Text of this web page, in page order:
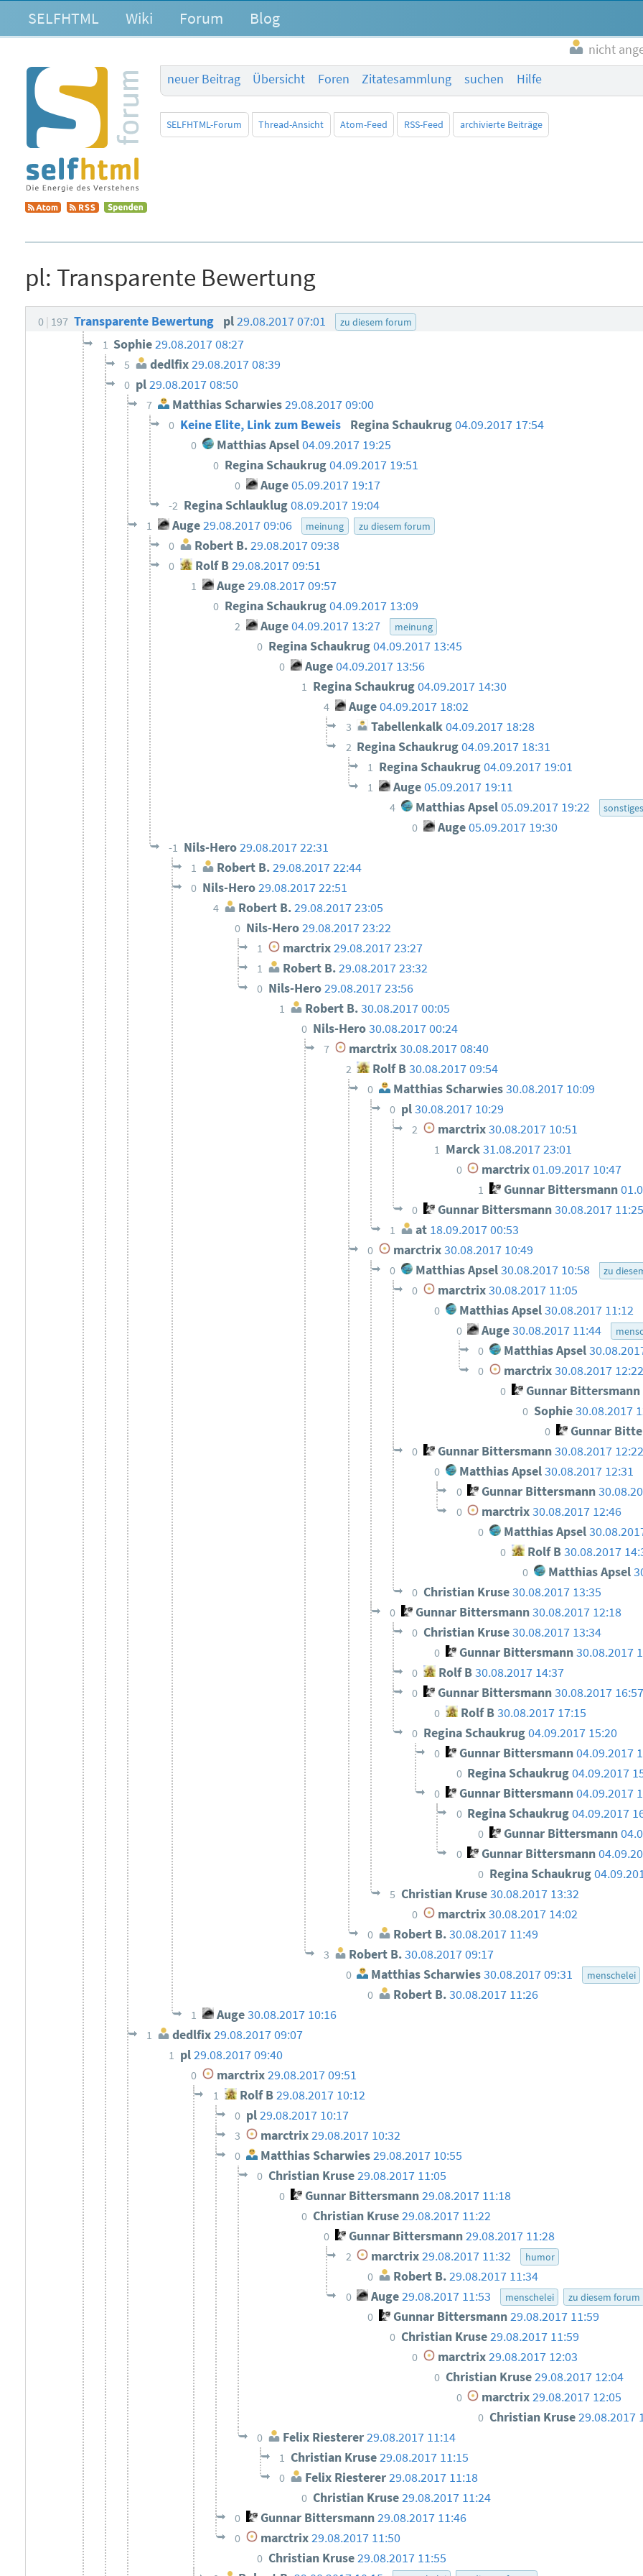
SELFHTML Wiki Forum Blog
nicht
neuer Beitrag
Übersicht Foren Zitatesammlung suchen Hilfe
SELFHTML-Forum Thread-Ansicht Atom-Feed RSS-Feed archivierte Beiträge
pl: Transparente Bewertung
0 197 Transparente Bewertung pl29.08.2017 07:01 zu diesem forum
1 Sophie29.08.2017 08:27
5 dedlfix29.08.2017 08:39
0 pl29.08.2017 08:50
7 Matthias Scharwies29.08.2017 09:00
0 Keine Elite, Link zum Beweis Regina Schaukrug04.09.2017 17:54
0 Matthias Apsel 04.09.2017 19:25
0 Regina Schaukrug04.09.2017 19:51
0 Auge05.09.2017 19:17
-2 Regina Schlauklug08.09.2017 19:04
1 Auge29.08.2017 09:06 meinung zu diesem forum
0 Robert B.29.08.2017 09:38
0 Rolf B 29.08.2017 09:51
1 Auge 29.08.2017 09:57
0 Regina Schaukrug04.09.2017 13:09
2 Auge04.09.2017 13:27 meinung
0 Regina Schaukrug04.09.2017 13:45
0 Auge04.09.2017 13:56
1 Regina Schaukrug04.09.2017 14:30
4 Auge 04.09.2017 18:02
3 Tabellenkalk04.09.2017 18:28
2 Regina Schaukrug04.09.2017 18:31
1 Regina Schaukrug04.09.2017 19:01
1 Auge05.09.2017 19:11
4 Matthias Apsel05.09.2017 19:22 sonstiges
0 Auge05.09.2017 19:30
-1 Nils-Hero29.08.2017 22:31
1 Robert B. 29.08.2017 22:44
0 Nils-Hero29.08.2017 22:51
4 Robert B.29.08.2017 23:05
0 Nils-Hero29.08.2017 23:22
1 marctrix29.08.2017 23:27
1 Robert B.29.08.2017 23:32
0 Nils-Hero29.08.2017 23:56
1 Robert B.30.08.2017 00:05
0 Nils-Hero30.08.2017 00:24
7 marctrix 30.08.2017 08:40
2 Rolf B30.08.2017 09:54
0 Matthias Scharwies30.08.2017 10:09
0 pl30.08.2017 10:29
2 marctrix30.08.2017 10:51
1 Marck31.08.2017 23:01
0 marctrix01.09.2017 10:47
1 Gunnar Bittersmann
0 Gunnar Bittersmann30.08.2017 11:25
1 at 18.09.2017 00:53
0 marctrix30.08.2017 10:49
0 Matthias Apsel30.08.2017 10:58 zu
0 marctrix30.08.2017 11:05
0 Matthias Apsel 30.08.2017 11:12
0 Auge30.08.2017 11:44
0 Matthias Apsel
0 marctrix30.08.2017 12:22
0 Gunnar Bittersmann
0 Sophie30.08.2017
0 Gunnar
0 Gunnar Bittersmann30.08.2017 12:22
0 Matthias Apsel 30.08.2017 12:31
0 Gunnar Bittersmann
0 marctrix30.08.2017 12:46
0 Matthias Apsel
0 Rolf B30.08.2017
0 Matthias Apsel
0 Christian Kruse30.08.2017 13:35
0 Gunnar Bittersmann30.08.2017 12:18
0 Christian Kruse30.08.2017 13:34
0 Gunnar Bittersmann 30.08.2017
0 Rolf B 30.08.2017 14:37
0 Gunnar Bittersmann30.08.2017 16:57
0 Rolf B30.08.2017 17:15
0 Regina Schaukrug04.09.2017 15:20
0 Gunnar Bittersmann 04.09.2017
0 Regina Schaukrug04.09.2017
0 Gunnar Bittersmann 04.09.2017
0 Regina Schaukrug04.09.2017
0 Gunnar Bittersmann
0 Gunnar Bittersmann
0 Regina Schaukrug
5 Christian Kruse30.08.2017 13:32
0 marctrix30.08.2017 14:02
0 Robert B.30.08.2017 11:49
3 Robert B. 30.08.2017 09:17
0 Matthias Scharwies30.08.2017 09:31 menschelei
0 Robert B.30.08.2017 11:26
1 Auge 30.08.2017 10:16
1 dedlfix29.08.2017 09:07
1 pl29.08.2017 09:40
0 marctrix 29.08.2017 09:51
1 Rolf B29.08.2017 10:12
0 pl29.08.2017 10:17
3 marctrix29.08.2017 10:32
0 Matthias Scharwies29.08.2017 10:55
0 Christian Kruse29.08.2017 11:05
0 Gunnar Bittersmann29.08.2017 11:18
0 Christian Kruse29.08.2017 11:22
0 Gunnar Bittersmann 29.08.2017 11:28
2 marctrix29.08.2017 11:32 humor
0 Robert B.29.08.2017 11:34
0 Auge29.08.2017 11:53 menschelei zu diesem forum
0 Gunnar Bittersmann29.08.2017 11:59
0 Christian Kruse29.08.2017 11:59
0 marctrix29.08.2017 12:03
0 Christian Kruse29.08.2017 12:04
0 marctrix29.08.2017 12:05
0 Christian Kruse29.08.2017
0 Felix Riesterer29.08.2017 11:14
1 Christian Kruse29.08.2017 11:15
0 Felix Riesterer29.08.2017 11:18
0 Christian Kruse29.08.2017 11:24
0 Gunnar Bittersmann29.08.2017 11:46
0 marctrix29.08.2017 11:50
0 Christian Kruse29.08.2017 11:55